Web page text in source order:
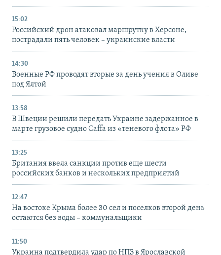
15:02
Российский дрон атаковал маршрутку в Херсоне,
пострадали пять человек – украинские власти
14:30
Военные РФ проводят вторые за день учения в Оливе
под Ялтой
13:58
В Швеции решили передать Украине задержанное в
марте грузовое судно Caffa из «теневого флота» РФ
13:25
Британия ввела санкции против еще шести
российских банков и нескольких предприятий
12:47
На востоке Крыма более 30 сел и поселков второй день
остаются без воды – коммунальщики
11:50
Украина подтвердила удар по НПЗ в Ярославской